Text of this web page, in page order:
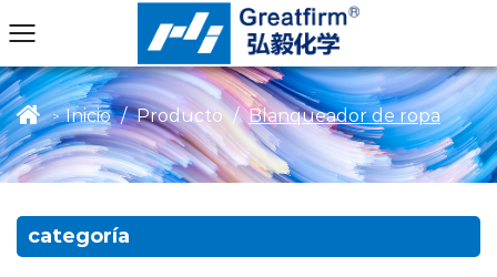
> Inicio / Producto / Blanqueador de ropa
categoría